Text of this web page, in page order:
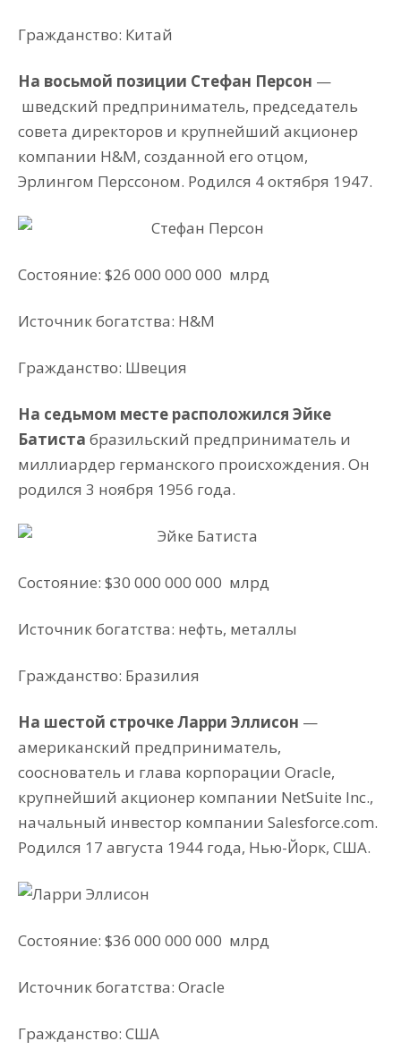
Гражданство: Китай
На восьмой позиции Стефан Персон —
шведский предприниматель, председатель
совета директоров и крупнейший акционер
компании H&M, созданной его отцом,
Эрлингом Перссоном. Родился 4 октября 1947.
Состояние: $26 000 000 000 млрд
Источник богатства: H&M
Гражданство: Швеция
На седьмом месте расположился Эйке
Батиста бразильский предприниматель и
миллиардер германского происхождения. Он
родился 3 ноября 1956 года.
Состояние: $30 000 000 000 млрд
Источник богатства: нефть, металлы
Гражданство: Бразилия
На шестой строчке Ларри Эллисон —
американский предприниматель,
сооснователь и глава корпорации Oracle,
крупнейший акционер компании NetSuite Inc.,
начальный инвестор компании Salesforce.com.
Родился 17 августа 1944 года, Нью-Йорк, США.
Состояние: $36 000 000 000 млрд
Источник богатства: Oracle
Гражданство: США